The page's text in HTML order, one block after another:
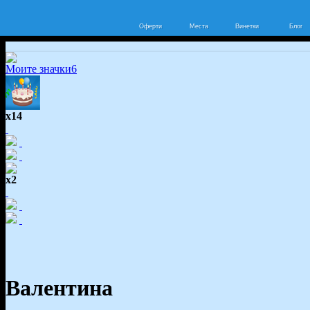
Оферти Места Винетки Блог
Моите значки6
x14
x2
Валентина